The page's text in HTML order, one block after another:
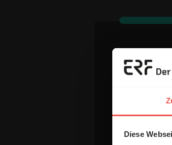
DieseE-Mail: